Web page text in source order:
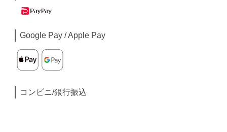
Google Pay / Apple Pay
コンビニ/銀行振込